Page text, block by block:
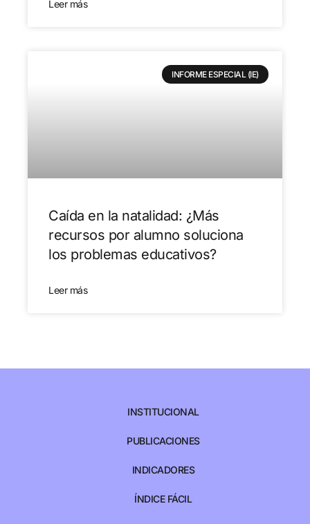
Leer más
INFORME ESPECIAL (IE)
Caída en la natalidad: ¿Más
recursos por alumno soluciona
los problemas educativos?
Leer más
INSTITUCIONAL
PUBLICACIONES
INDICADORES
ÍNDICE FÁCIL